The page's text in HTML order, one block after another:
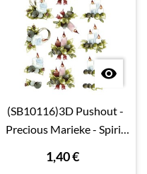

(SB10116)3D Pushout -
Precious Marieke - Spirit
1,40 €